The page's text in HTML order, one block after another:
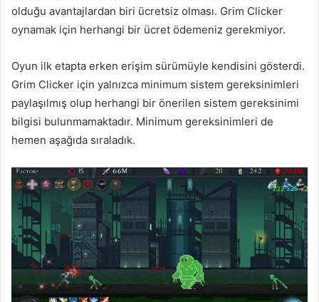
olduğu avantajlardan biri ücretsiz olması. Grim Clicker
oynamak için herhangi bir ücret ödemeniz gerekmiyor.
Oyun ilk etapta erken erişim sürümüyle kendisini gösterdi.
Grim Clicker için yalnızca minimum sistem gereksinimleri
paylaşılmış olup herhangi bir önerilen sistem gereksinimi
bilgisi bulunmamaktadır. Minimum gereksinimleri de
hemen aşağıda sıraladık.